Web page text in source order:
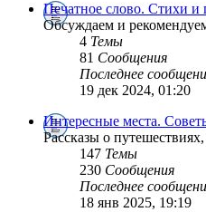
Печатное слово. Стихи и
Обсуждаем и
4 Темы
81 Сообщения
Последнее
19 дек 2024, 01:20
Интересные места.
Рассказы о
147 Темы
230 Сообщения
Последнее
18 янв 2025, 19:19